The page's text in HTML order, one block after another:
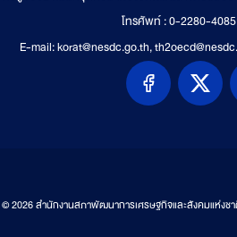
โทรศัพท์ : 0-2280-
E-mail: korat@nesdc.go.th,
© 2026 สำนักงานสภาพัฒนาการเศรษฐกิจและสังคมแห่งชา